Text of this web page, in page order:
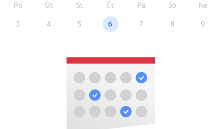
Po Út St Čt Pá So Ne
3 4 5 6 7 8 9